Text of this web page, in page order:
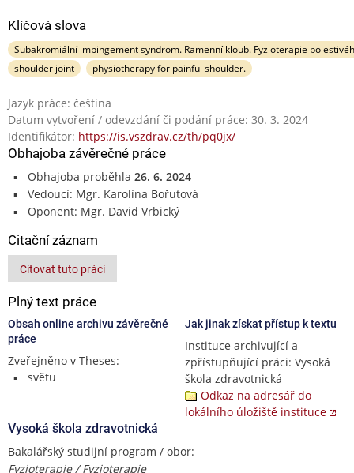
Klíčová slova
Subakromiální impingement syndrom. Ramenní kloub. Fyzioterapie
shoulder joint
physiotherapy for painful shoulder.
Jazyk práce: čeština
Datum vytvoření / odevzdání či podání práce: 30. 3. 2024
Identifikátor: https://is.vszdrav.cz/th/pq0jx/
Obhajoba závěrečné práce
Obhajoba proběhla 26. 6. 2024
Vedoucí: Mgr. Karolína Bořutová
Oponent: Mgr. David Vrbický
Citační záznam
Citovat tuto práci
Plný text práce
Obsah online archivu závěrečné
práce
Zveřejněno v Theses:
světu
Jak jinak získat přístup k textu
Instituce archivující a
zpřístupňující práci: Vysoká
škola zdravotnická
Odkaz na adresář do
lokálního úložiště instituce
Vysoká škola zdravotnická
Bakalářský studijní program / obor:
Fyzioterapie / Fyzioterapie